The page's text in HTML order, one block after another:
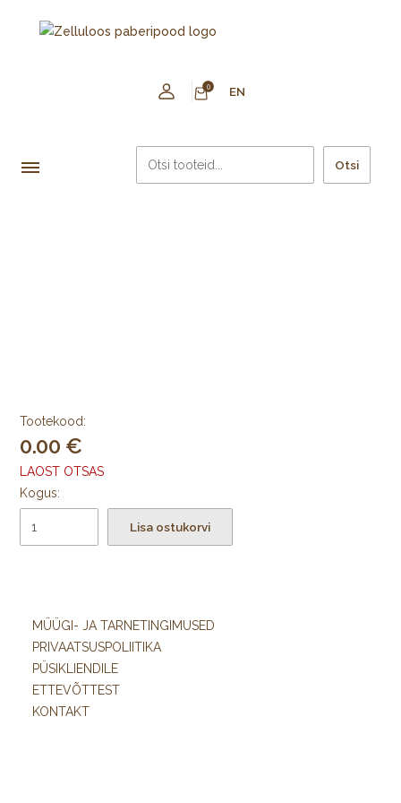
0 EN
Otsi
Tootekood:
0.00
LAOST OTSAS
Kogus:
Lisa ostukorvi
MÜÜGI- JA TARNETINGIMUSED
PRIVAATSUSPOLIITIKA
PÜSIKLIENDILE
ETTEVÕTTEST
KONTAKT